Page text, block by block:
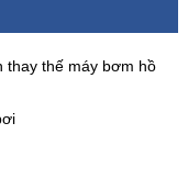
thay thế máy bơm hồ